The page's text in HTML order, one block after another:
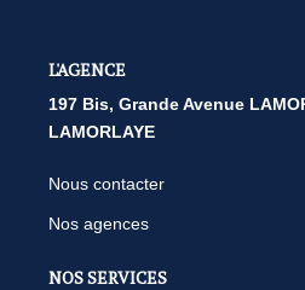
L'AGENCE
197 Bis, Grande Avenue
LAMORLAYE
Nous contacter
Nos agences
NOS SERVICES